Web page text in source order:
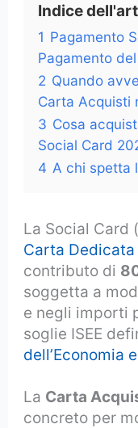
Indice
1 Pagamento
Pagamento
2 Quando
Carta Acquisti
3 Cosa
Social Card
4 A chi spetta
La Social Card
Carta Dedicata
contributo di
soggetta a
e negli importi
soglie ISEE
dell’Economia
La Carta
concreto per